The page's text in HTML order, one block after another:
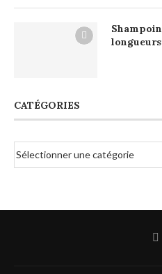
CATÉGORIES